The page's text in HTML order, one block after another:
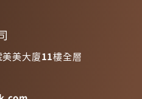
美大廈11樓全層